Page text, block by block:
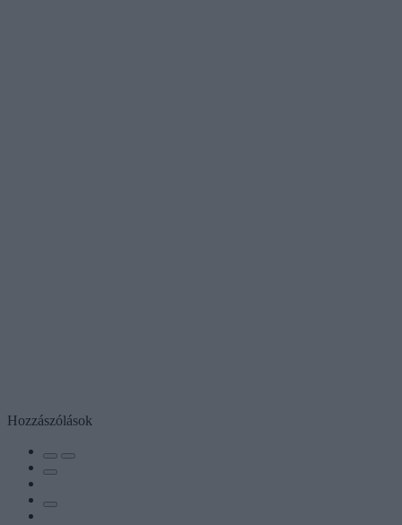
Hozzászólások